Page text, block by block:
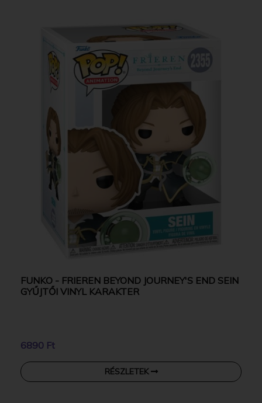
FUNKO - FRIEREN BEYOND JOURNEY'S END SEIN
GYŰJTŐI VINYL KARAKTER
6890 Ft
RÉSZLETEK